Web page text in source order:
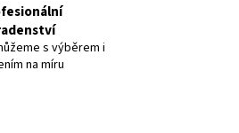
s výběrem i
na míru